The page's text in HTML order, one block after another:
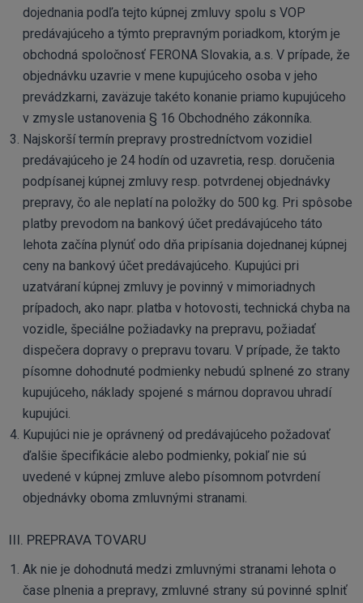
dojednania podľa tejto kúpnej zmluvy spolu s VOP
predávajúceho a týmto prepravným poriadkom, ktorým je
obchodná spoločnosť FERONA Slovakia, a.s. V prípade, že
objednávku uzavrie v mene kupujúceho osoba v jeho
prevádzkarni, zaväzuje takéto konanie priamo kupujúceho
v zmysle ustanovenia § 16 Obchodného zákonníka.
Najskorší termín prepravy prostredníctvom vozidiel
predávajúceho je 24 hodín od uzavretia, resp. doručenia
podpísanej kúpnej zmluvy resp. potvrdenej objednávky
prepravy, čo ale neplatí na položky do 500 kg. Pri spôsobe
platby prevodom na bankový účet predávajúceho táto
lehota začína plynúť odo dňa pripísania dojednanej kúpnej
ceny na bankový účet predávajúceho. Kupujúci pri
uzatváraní kúpnej zmluvy je povinný v mimoriadnych
prípadoch, ako napr. platba v hotovosti, technická chyba na
vozidle, špeciálne požiadavky na prepravu, požiadať
dispečera dopravy o prepravu tovaru. V prípade, že takto
písomne dohodnuté podmienky nebudú splnené zo strany
kupujúceho, náklady spojené s márnou dopravou uhradí
kupujúci.
Kupujúci nie je oprávnený od predávajúceho požadovať
ďalšie špecifikácie alebo podmienky, pokiaľ nie sú
uvedené v kúpnej zmluve alebo písomnom potvrdení
objednávky oboma zmluvnými stranami.
III. PREPRAVA TOVARU
Ak nie je dohodnutá medzi zmluvnými stranami lehota o
čase plnenia a prepravy, zmluvné strany sú povinné splniť